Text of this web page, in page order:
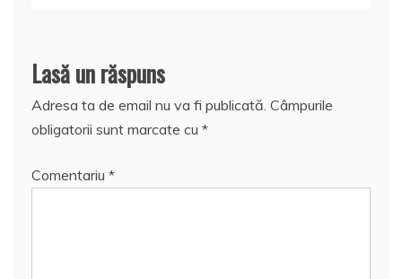
Lasă un răspuns
Adresa ta de email nu va fi publicată. Câmpurile
obligatorii sunt marcate cu *
Comentariu *